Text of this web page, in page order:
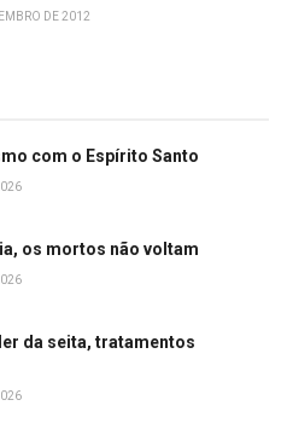
DE 2012
com o Espírito Santo
os mortos não voltam
da seita, tratamentos